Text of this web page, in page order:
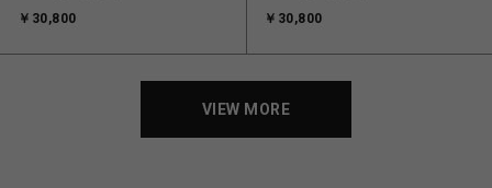
￥30,800 ￥30,800
VIEW MORE